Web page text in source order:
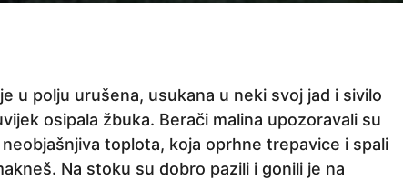
u polju urušena, usukana u neki svoj jad i sivilo
osipala žbuka. Berači malina upozoravali su
toplota, koja oprhne trepavice i spali
Na stoku su dobro pazili i gonili je na